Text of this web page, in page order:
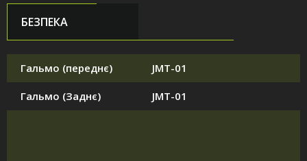
БЕЗПЕКА
Гальмо (переднє) JMT-01
Гальмо (Заднє) JMT-01